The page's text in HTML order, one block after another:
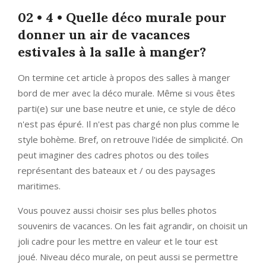
02 • 4 • Quelle déco murale pour
donner un air de vacances
estivales à la salle à manger?
On termine cet article à propos des salles à manger
bord de mer avec la déco murale. Même si vous êtes
parti(e) sur une base neutre et unie, ce style de déco
n'est pas épuré. Il n'est pas chargé non plus comme le
style bohème. Bref, on retrouve l'idée de simplicité. On
peut imaginer des cadres photos ou des toiles
représentant des bateaux et / ou des paysages
maritimes.
Vous pouvez aussi choisir ses plus belles photos
souvenirs de vacances. On les fait agrandir, on choisit un
joli cadre pour les mettre en valeur et le tour est
joué. Niveau déco murale, on peut aussi se permettre